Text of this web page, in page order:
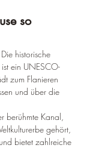
so
Die historische
ein UNESCO-
zum Flanieren
und über die
berühmte Kanal,
gehört,
bietet zahlreiche